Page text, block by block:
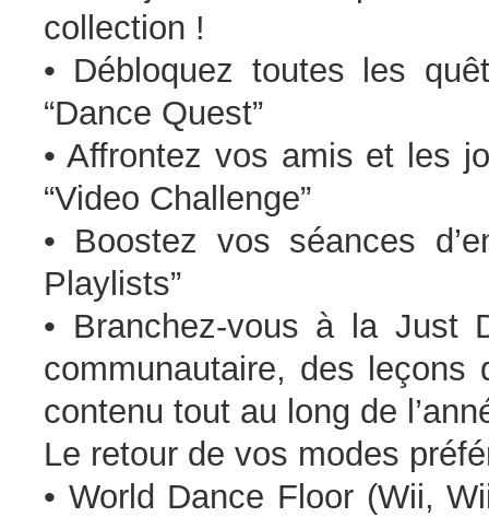
collection !
• Débloquez toutes les
“Dance Quest”
• Affrontez vos amis et les
“Video Challenge”
• Boostez vos séances
Playlists”
• Branchez-vous à la Just
communautaire, des leçons
contenu tout au long de
Le retour de vos modes
• World Dance Floor (Wii,